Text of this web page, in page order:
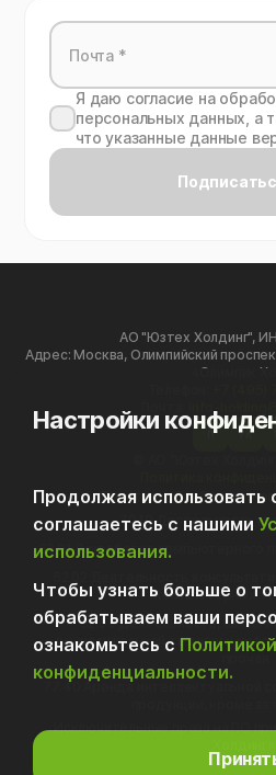
Я даю согласие на
персональных данных, а
что указанные данные
АО "Юзтех Холдинг",
Адрес: Москва, Олимпийский
«Олимпик
info-
h
vk
Политика обработки
70.10 Деятельность
62.01 Разработка компьютерного
компьютерных
62.09 Деятельность,
вычислительной техники и
77.40 Аренда интеллектуальной
Исключительные права на ПО
Настройки
Продолжая использовать
соглашаетесь с нашими
использования.
Чтобы узнать больше о
обрабатываем ваши
ознакомьтесь с Политикой
конфиденциальности.